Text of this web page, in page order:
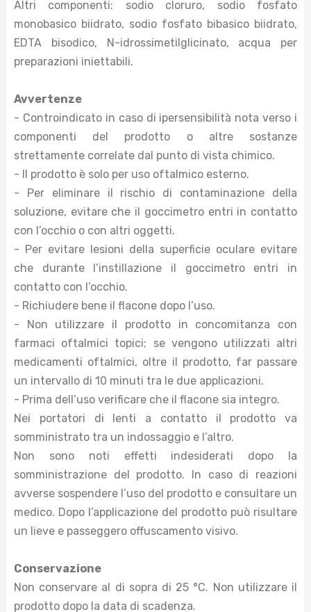
Altri componenti: sodio cloruro, sodio fosfato
monobasico biidrato, sodio fosfato bibasico biidrato,
EDTA bisodico, N-idrossimetilglicinato, acqua per
preparazioni iniettabili.
Avvertenze
- Controindicato in caso di ipersensibilità nota verso i
componenti del prodotto o altre sostanze
strettamente correlate dal punto di vista chimico.
- Il prodotto è solo per uso oftalmico esterno.
- Per eliminare il rischio di contaminazione della
soluzione, evitare che il goccimetro entri in contatto
con l’occhio o con altri oggetti.
- Per evitare lesioni della superficie oculare evitare
che durante l’instillazione il goccimetro entri in
contatto con l’occhio.
- Richiudere bene il flacone dopo l’uso.
- Non utilizzare il prodotto in concomitanza con
farmaci oftalmici topici; se vengono utilizzati altri
medicamenti oftalmici, oltre il prodotto, far passare
un intervallo di 10 minuti tra le due applicazioni.
- Prima dell’uso verificare che il flacone sia integro.
Nei portatori di lenti a contatto il prodotto va
somministrato tra un indossaggio e l’altro.
Non sono noti effetti indesiderati dopo la
somministrazione del prodotto. In caso di reazioni
avverse sospendere l’uso del prodotto e consultare un
medico. Dopo l’applicazione del prodotto può risultare
un lieve e passeggero offuscamento visivo.
Conservazione
Non conservare al di sopra di 25 °C. Non utilizzare il
prodotto dopo la data di scadenza.